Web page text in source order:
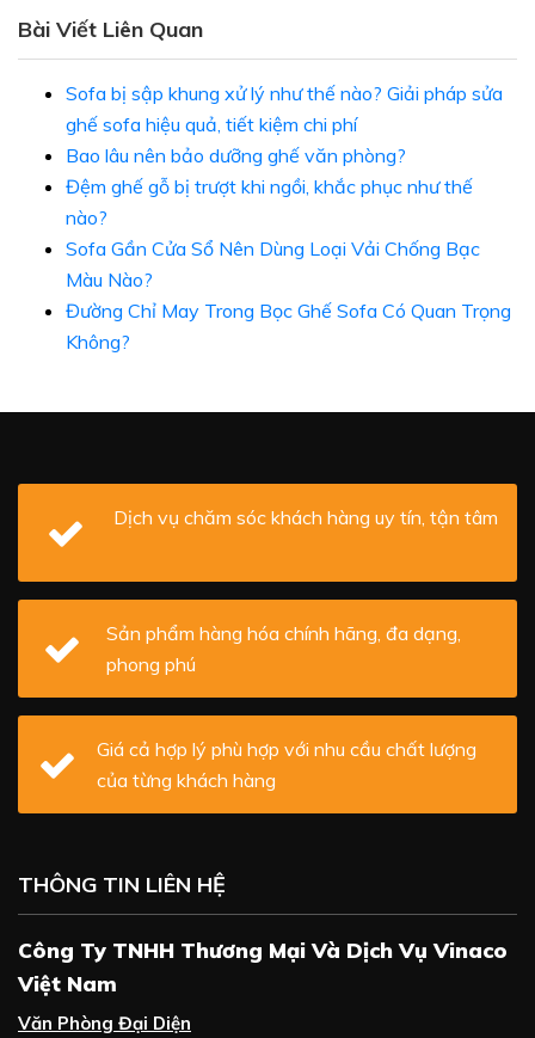
Bài Viết Liên Quan
Sofa bị sập khung xử lý như thế nào? Giải pháp sửa
ghế sofa hiệu quả, tiết kiệm chi phí
Bao lâu nên bảo dưỡng ghế văn phòng?
Đệm ghế gỗ bị trượt khi ngồi, khắc phục như thế
nào?
Sofa Gần Cửa Sổ Nên Dùng Loại Vải Chống Bạc
Màu Nào?
Đường Chỉ May Trong Bọc Ghế Sofa Có Quan Trọng
Không?
Dịch vụ chăm sóc khách hàng uy tín, tận tâm
Sản phẩm hàng hóa chính hãng, đa dạng,
phong phú
Giá cả hợp lý phù hợp với nhu cầu chất lượng
của từng khách hàng
THÔNG TIN LIÊN HỆ
Công Ty TNHH Thương Mại Và Dịch Vụ Vinaco
Việt Nam
Văn Phòng Đại Diện